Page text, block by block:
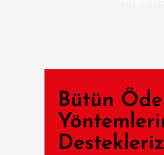
Bütün
Destekleriz